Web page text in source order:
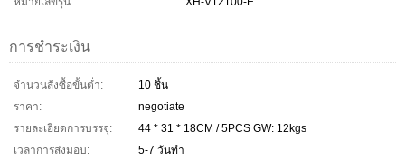
การชำระเงิน
จำนวนสั่งซื้อขั้นต่ำ:
10 ชิ้น
ราคา:
negotiate
รายละเอียดการบรรจุ:
44 * 31 * 18CM / 5PCS GW: 12kgs
เวลาการส่งมอบ:
5-7 วันทำ